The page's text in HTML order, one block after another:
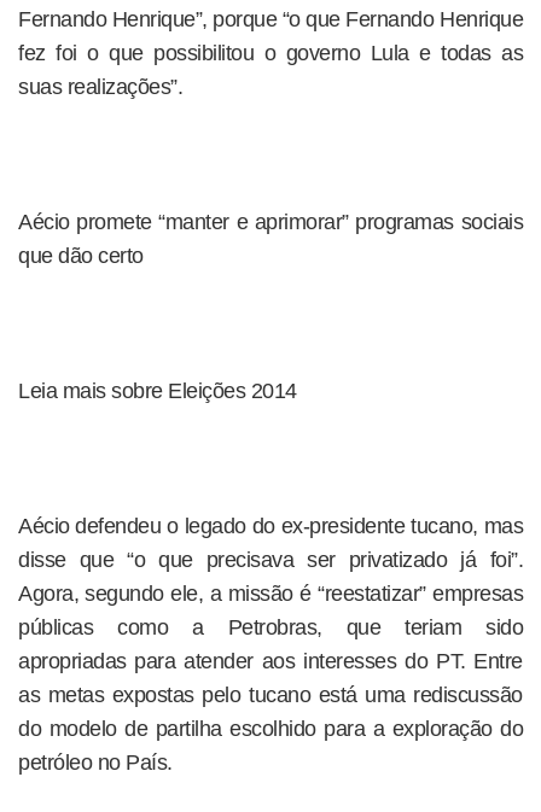
Fernando Henrique”, porque “o que Fernando Henrique
fez foi o que possibilitou o governo Lula e todas as
suas realizações”.
Aécio promete “manter e aprimorar” programas sociais
que dão certo
Leia mais sobre Eleições 2014
Aécio defendeu o legado do ex-presidente tucano, mas
disse que “o que precisava ser privatizado já foi”.
Agora, segundo ele, a missão é “reestatizar” empresas
públicas como a Petrobras, que teriam sido
apropriadas para atender aos interesses do PT. Entre
as metas expostas pelo tucano está uma rediscussão
do modelo de partilha escolhido para a exploração do
petróleo no País.